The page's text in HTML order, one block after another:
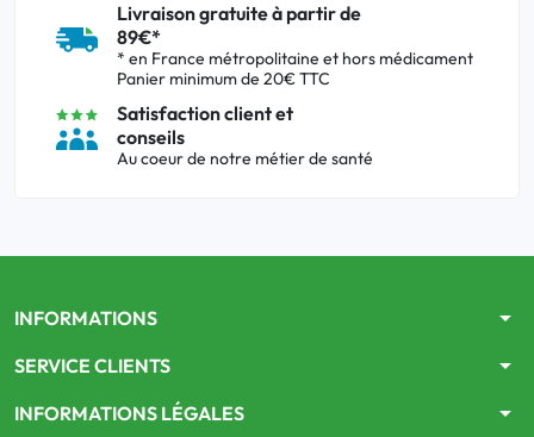
Livraison gratuite à partir de
89€*
* en France métropolitaine et hors médicament
Panier minimum de 20€ TTC
Satisfaction client et
conseils
Au coeur de notre métier de santé
INFORMATIONS arrow_drop_down
SERVICE CLIENTS arrow_drop_down
INFORMATIONS LÉGALES arrow_drop_down